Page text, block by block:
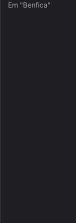
Em "Benfica"